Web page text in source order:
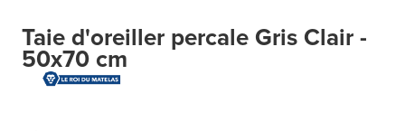
Taie d'oreiller percale Gris Clair -
50x70 cm